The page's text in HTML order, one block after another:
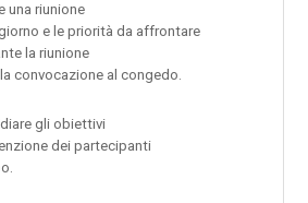
una riunione
e le priorità da affrontare
la riunione
convocazione al congedo.
gli obiettivi
dei partecipanti